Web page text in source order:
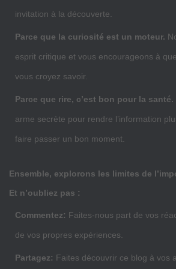
invitation à la découverte.
Parce que la curiosité est un moteur.
esprit critique et vous encourageons à
vous croyez savoir.
Parce que rire, c’est bon pour la santé.
arme secrète pour rendre l’information
faire passer un bon moment.
Ensemble, explorons les limites de
Et n’oubliez pas :
Commentez: Faites-nous part de vos
de vos propres expériences.
Partagez: Faites découvrir ce blog à vos